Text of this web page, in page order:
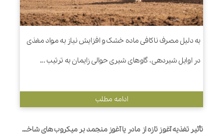
به دلیل مصرف ناکافی ماده خشک و افزایش نیاز به مواد مغذی
در اوایل شیردهی، گاوهای شیری حوالی زایمان به ترتیب ...
ادامه مطلب
تأثیر تغذیه آغوز تازه از مادر یا آغوز منجمد بر میکروب های شاخص روده و پاسخ التهابی در گوساله های نوزاد